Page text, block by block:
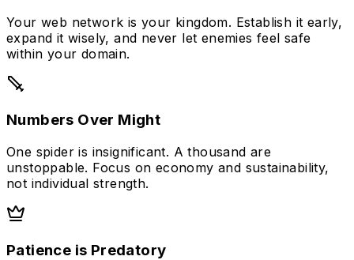
Your web network is your kingdom. Establish it early,
expand it wisely, and never let enemies feel safe
within your domain.
Numbers Over Might
One spider is insignificant. A thousand are
unstoppable. Focus on economy and sustainability,
not individual strength.
Patience is Predatory